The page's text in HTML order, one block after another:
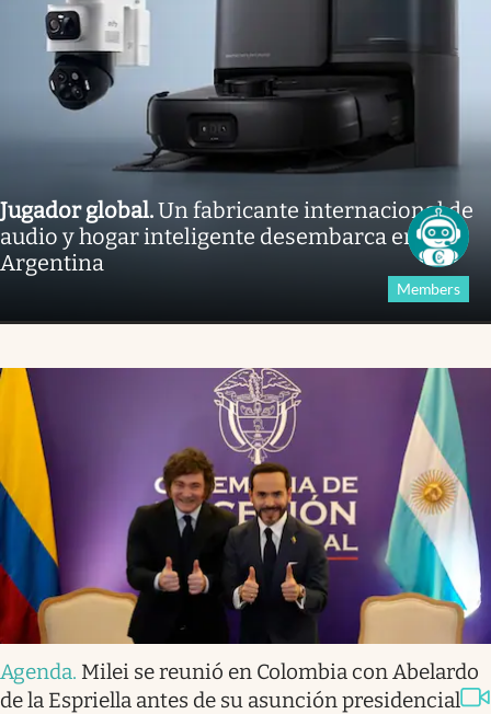
Jugador global.Un fabricante internacional de
audio y hogar inteligente desembarca en la
Argentina
Members
Agenda. Milei se reunió en Colombia con Abelardo
de la Espriella antes de su asunción presidencial